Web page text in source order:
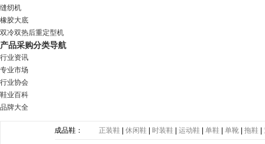
缝纫机
橡胶大底
双冷双热后重定型机
产品采购分类导航
行业资讯
专业市场
行业协会
鞋业百科
品牌大全
成品鞋： 正装鞋 |休闲鞋 时装鞋 |运动鞋 |单鞋 |单靴 |拖鞋 |